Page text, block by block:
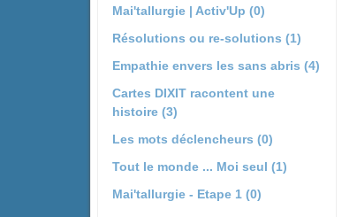
Mai'tallurgie | Activ'Up (0)
Résolutions ou re-solutions (1)
Empathie envers les sans abris (4)
Cartes DIXIT racontent une
histoire (3)
Les mots déclencheurs (0)
Tout le monde ... Moi seul (1)
Mai'tallurgie - Etape 1 (0)